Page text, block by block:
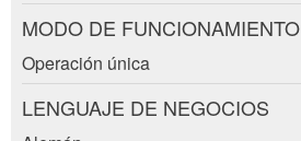
MODO DE FUNCIONAMIENTO
Operación única
LENGUAJE DE NEGOCIOS